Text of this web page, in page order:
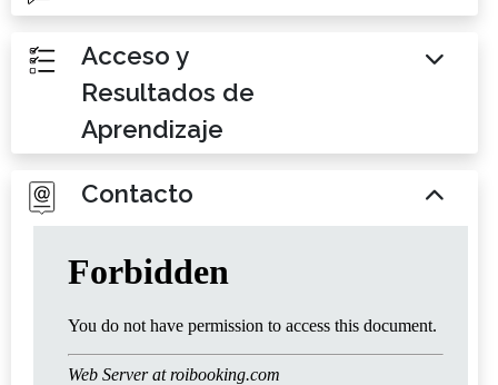
Acceso y
Resultados de
Aprendizaje
Contacto